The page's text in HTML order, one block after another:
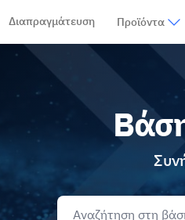
Διαπραγμάτευση Προϊόντα